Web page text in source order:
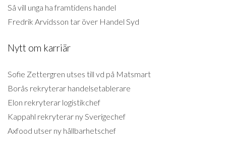
Så vill unga ha framtidens handel
Fredrik Arvidsson tar över Handel Syd
Nytt om karriär
Sofie Zettergren utses till vd på Matsmart
Borås rekryterar handelsetablerare
Elon rekryterar logistikchef
Kappahl rekryterar ny Sverigechef
Axfood utser ny hållbarhetschef